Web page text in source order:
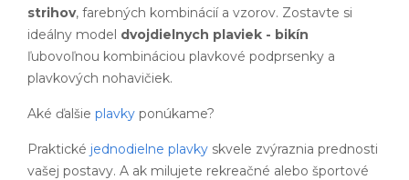
strihov, farebných kombinácií a vzorov. Zostavte si
ideálny model dvojdielnych plaviek - bikín
ľubovoľnou kombináciou plavkové podprsenky a
plavkových nohavičiek.
Aké ďalšie plavky ponúkame?
Praktické jednodielne plavky skvele zvýraznia prednosti
vašej postavy. A ak milujete rekreačné alebo športové